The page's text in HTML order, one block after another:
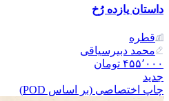
داستان یازده رُخ
قطره
محمد دبیرسیاقی
۴۵۵٬۰۰۰ تومان
جدید
چاپ اختصاصی (بر اساس POD)